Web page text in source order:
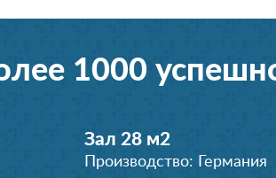
1000
Зал 28 м2
Производство: Германия